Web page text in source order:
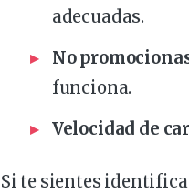
adecuadas.
No
funciona.
Velocidad de
Si te sientes